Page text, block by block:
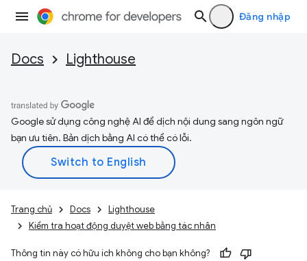
Đăng nhập
Docs Lighthouse
Google sử dụng công nghệ AI để dịch nội dung sang ngôn ngữ
bạn ưu tiên. Bản dịch bằng AI có thể có lỗi.
Trang chủ Docs
Lighthouse
Kiểm tra hoạt động duyệt web bằng tác nhân
Thông tin này có hữu ích không cho bạn không?